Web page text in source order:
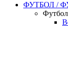
ФУТБОЛ /
Футбол